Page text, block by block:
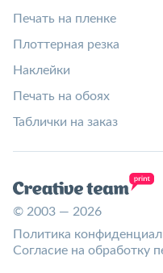
Печать на пленке
Плоттерная резка
Наклейки
Печать на обоях
Таблички на заказ
© 2003 — 2026
Политика
Согласие на обработку